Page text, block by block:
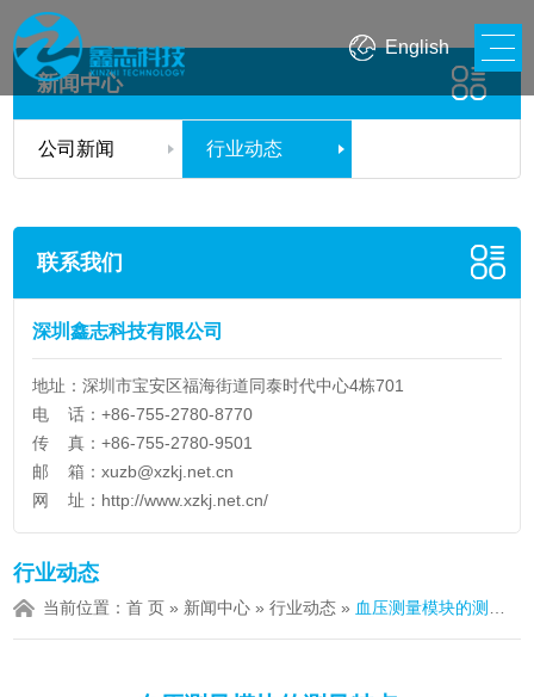
English
新闻中心
公司新闻 行业动态
联系我们
深圳鑫志科技有限公司
地址：深圳市宝安区福海街道同泰时代中心4栋701
电 话：+86-755-2780-8770
传 真：+86-755-2780-9501
邮 箱：xuzb@xzkj.net.cn
网 址： http://www.xzkj.net.cn/
行业动态
当前位置：首 页 » 新闻中心 »行业动态 » 血压测量模块的测量特点